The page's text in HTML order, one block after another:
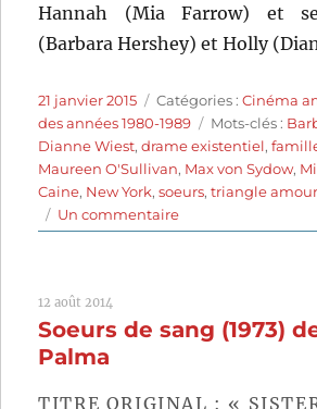
Hannah (Mia Farrow) et
(Barbara Hershey) et Holly
Publié
le
21 janvier 2015 Catégories
Catégories :Cinéma
des années 1980-1989
Étiquettes
Mots-clés :
Dianne Wiest,drame existentiel,
Maureen O'Sullivan, Max von Sydow,
Caine, New York,soeurs,triangle
Un commentairesur
Hannah
(1986)
Allen
12 août 2014
Soeurs de sang (1973)
Palma
TITRE ORIGINAL : «